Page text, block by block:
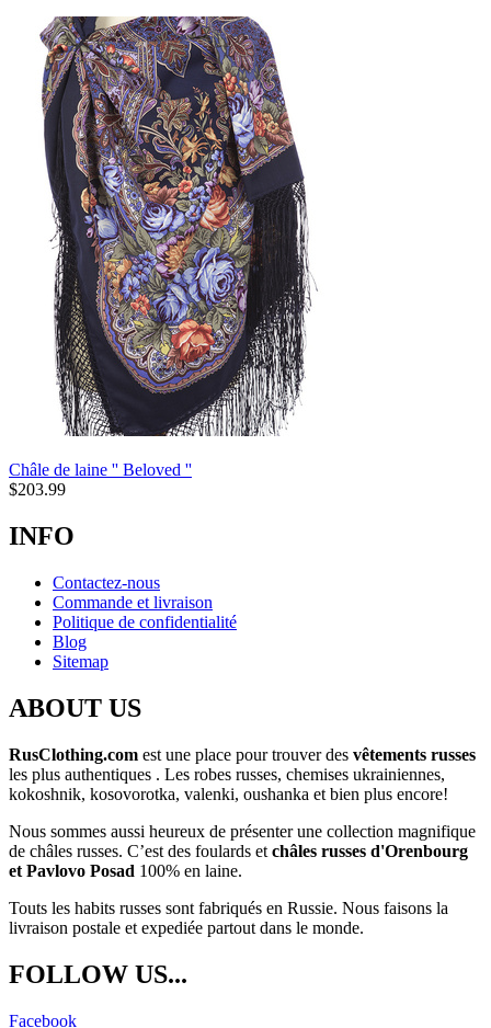
Châle de laine '' Beloved ''
$203.99
INFO
Contactez-nous
Commande et livraison
Politique de confidentialité
Blog
Sitemap
ABOUT US
RusClothing.com est une place pour trouver des vêtements russes
les plus authentiques . Les robes russes, chemises ukrainiennes,
kokoshnik, kosovorotka, valenki, oushanka et bien plus encore!
Nous sommes aussi heureux de présenter une collection magnifique
de châles russes. C’est des foulards et châles russes d'Orenbourg
et Pavlovo Posad 100% en laine.
Touts les habits russes sont fabriqués en Russie. Nous faisons la
livraison postale et expediée partout dans le monde.
FOLLOW US...
Facebook